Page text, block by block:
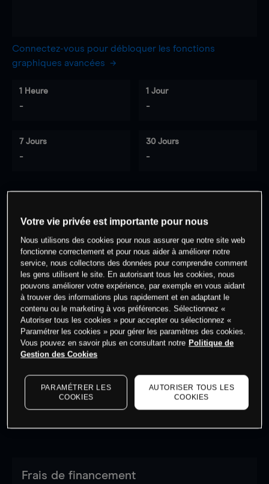
Connectez-vous pour débloquer les fonctions
graphiques avancées
1 Heure
-
1 Jour
-
7 Jours
-
30 Jours
-
cet actif
Commencez à trader
Les prix sont indicatifs.Connectez-vous pour voir les
dernières données du marché.
Frais de financement
Votre vie privée est importante pour nous
Nous utilisons des cookies pour nous assurer que notre site web
fonctionne correctement et pour nous aider à améliorer notre
service, nous collectons des données pour comprendre comment
les gens utilisent le site. En autorisant tous les cookies, nous
pouvons améliorer votre expérience, par exemple en vous aidant
à trouver des informations plus rapidement et en adaptant le
contenu ou le marketing à vos préférences. Sélectionnez «
Autoriser tous les cookies » pour accepter ou sélectionnez «
Paramétrer les cookies » pour gérer les paramètres des cookies.
Vous pouvez en savoir plus en consultant notre Politique de
Gestion des Cookies
PARAMÉTRER LES
COOKIES
AUTORISER TOUS LES
COOKIES